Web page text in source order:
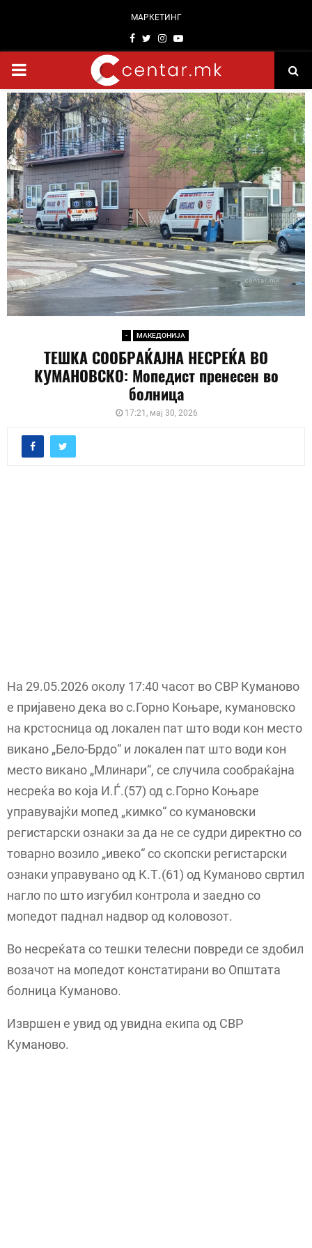
МАРКЕТИНГ
Facebook
TwitterInstagram
Youtube
PRIMARY
MENU
- МАКЕДОНИЈА
ТЕШКА СООБРАЌАЈНА НЕСРЕЌА ВО
КУМАНОВСКО: Мопедист пренесен во
болница
17:21, мај 30, 2026
На 29.05.2026 околу 17:40 часот во СВР Куманово
е пријавено дека во с.Горно Коњаре, кумановско
на крстосница од локален пат што води кон место
викано „Бело-Брдо“ и локален пат што води кон
место викано „Млинари“, се случила сообраќајна
несреќа во која И.Ѓ.(57) од с.Горно Коњаре
управувајќи мопед „кимко“ со кумановски
регистарски ознаки за да не се судри директно со
товарно возило „ивеко“ со скопски регистарски
ознаки управувано од К.Т.(61) од Куманово свртил
нагло по што изгубил контрола и заедно со
мопедот паднал надвор од коловозот.
Во несреќата со тешки телесни повреди се здобил
возачот на мопедот констатирани во Општата
болница Куманово.
Извршен е увид од увидна екипа од СВР
Куманово.